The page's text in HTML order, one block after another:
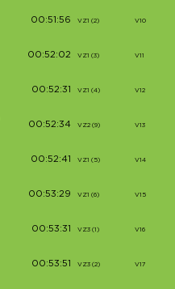
00:51:56 VZ1 (2) V10
00:52:02 VZ1 (3) V11
00:52:31 VZ1 (4) V12
00:52:34 VZ2 (9) V13
00:52:41 VZ1 (5) V14
00:53:29 VZ1 (6) V15
00:53:31 VZ3 (1) V16
00:53:51 VZ3 (2) V17